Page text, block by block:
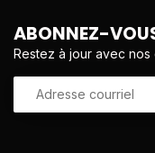
ABONNEZ-
Restez à jour avec